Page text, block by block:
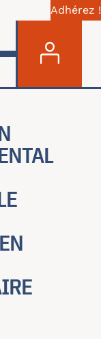
Adhérez !